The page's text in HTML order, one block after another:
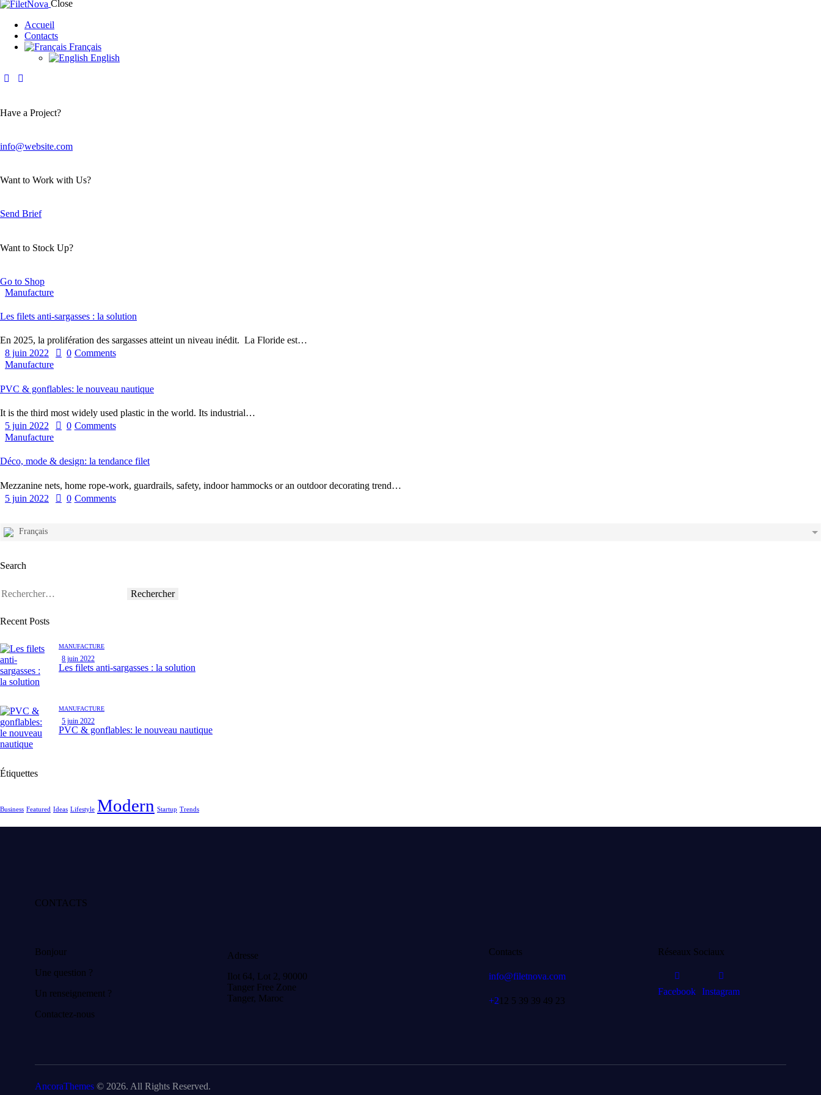
Close
Accueil
Contacts
Français
English
Have a Project?
info@website.com
Want to Work with Us?
Send Brief
Want to Stock Up?
Go to Shop
Manufacture
Les filets anti-sargasses : la solution
En 2025, la prolifération des sargasses atteint un niveau inédit. La Floride est…
8 juin 2022
0 Comments
Manufacture
PVC & gonflables: le nouveau nautique
It is the third most widely used plastic in the world. Its industrial…
5 juin 2022
0 Comments
Manufacture
Déco, mode & design: la tendance filet
Mezzanine nets, home rope-work, guardrails, safety, indoor hammocks or an outdoor decorating trend…
5 juin 2022
0 Comments
Français
Search
Recent Posts
MANUFACTURE
8 juin 2022
Les filets anti-sargasses : la solution
MANUFACTURE
5 juin 2022
PVC & gonflables: le nouveau nautique
Étiquettes
Business Featured Ideas Lifestyle Modern Startup Trends
CONTACTS
Bonjour
Une question ?
Un renseignement ?
Contactez-nous
Adresse
Ilot 64, Lot 2, 90000
Tanger Free Zone
Tanger, Maroc
Contacts
info@filetnova.com
+2 12 5 39 39 49 23
Réseaux Sociaux
Facebook Instagram
AncoraThemes © 2026. All Rights Reserved.